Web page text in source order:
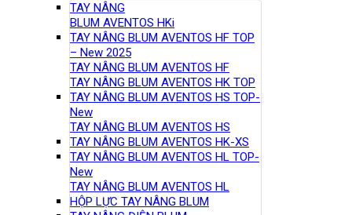
TAY NÂNG
BLUM AVENTOS HKi
TAY NÂNG BLUM AVENTOS HF TOP
– New 2025
TAY NÂNG BLUM AVENTOS HF
TAY NÂNG BLUM AVENTOS HK TOP
TAY NÂNG BLUM AVENTOS HS TOP-
New
TAY NÂNG BLUM AVENTOS HS
TAY NÂNG BLUM AVENTOS HK-XS
TAY NÂNG BLUM AVENTOS HL TOP-
New
TAY NÂNG BLUM AVENTOS HL
HỘP LỰC TAY NÂNG BLUM